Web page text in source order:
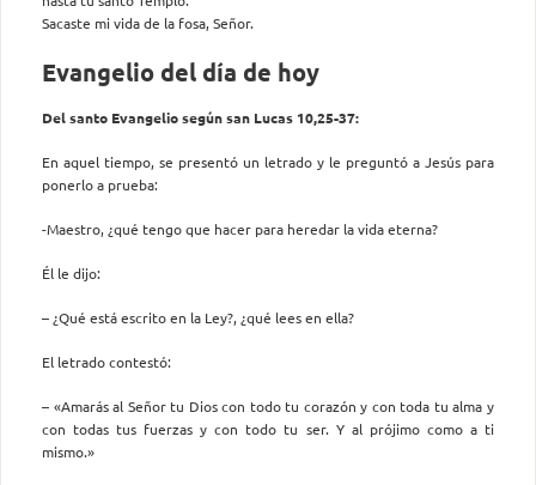
Sacaste mi vida de la fosa, Señor.
Evangelio del día de hoy
Del santo Evangelio según san Lucas 10,25-37:
En aquel tiempo, se presentó un letrado y le preguntó a Jesús para
ponerlo a prueba:
-Maestro, ¿qué tengo que hacer para heredar la vida eterna?
Él le dijo:
– ¿Qué está escrito en la Ley?, ¿qué lees en ella?
El letrado contestó:
– «Amarás al Señor tu Dios con todo tu corazón y con toda tu alma y
con todas tus fuerzas y con todo tu ser. Y al prójimo como a ti
mismo.»